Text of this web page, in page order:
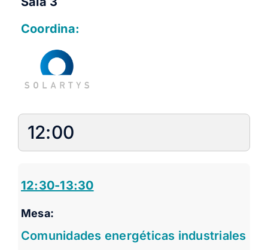
Coordina:
12:00
12:30-13:30
Mesa:
Comunidades energéticas industriales